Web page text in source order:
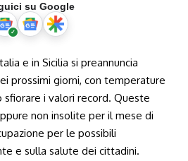
su Google
e ⁣in Sicilia si preannuncia
prossimi giorni, con ⁣temperature
‍i ‍valori record. Queste
non insolite per ​il mese ‌di
per le possibili
e sulla salute dei cittadini.